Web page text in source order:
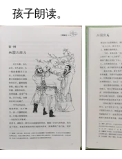
孩子朗读。